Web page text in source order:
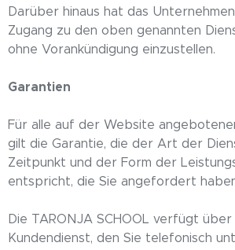
Darüber hinaus hat das
Zugang zu den oben genannten
ohne Vorankündigung einzustellen.
Garantien
Für alle auf der Website
gilt die Garantie, die der Art der
Zeitpunkt und der Form der
entspricht, die Sie angefordert
Die TARONJA SCHOOL verfügt über
Kundendienst, den Sie telefonisch